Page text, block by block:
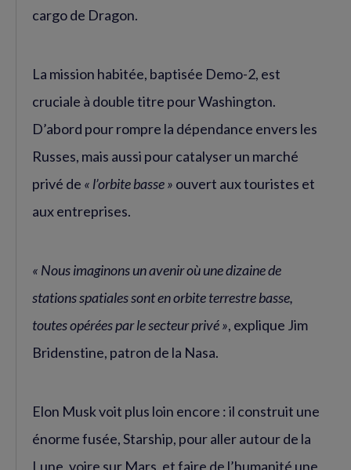
cargo de Dragon.
La mission habitée, baptisée Demo-2, est
cruciale à double titre pour Washington.
D’abord pour rompre la dépendance envers les
Russes, mais aussi pour catalyser un marché
privé de « l’orbite basse » ouvert aux touristes et
aux entreprises.
« Nous imaginons un avenir où une dizaine de
stations spatiales sont en orbite terrestre basse,
toutes opérées par le secteur privé », explique Jim
Bridenstine, patron de la Nasa.
Elon Musk voit plus loin encore : il construit une
énorme fusée, Starship, pour aller autour de la
Lune, voire sur Mars, et faire de l’humanité une